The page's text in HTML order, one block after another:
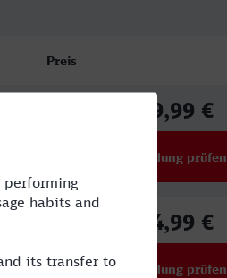
Preis
39,99 €
Verbindung prüfen
44,99 €
Verbindung prüfen